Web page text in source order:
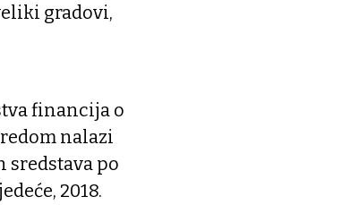
gradovi,
financija o
nalazi
sredstava po
2018.